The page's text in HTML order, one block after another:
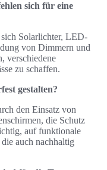
sich für eine
Solarlichter, LED-
von Dimmern und
verschiedene
zu schaffen.
gestalten?
den Einsatz von
die Schutz
auf funktionale
auch nachhaltig